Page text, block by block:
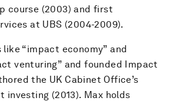
course (2003) and first
at UBS (2004-2009).
“impact economy” and
venturing” and founded Impact
the UK Cabinet Office’s
investing (2013). Max holds